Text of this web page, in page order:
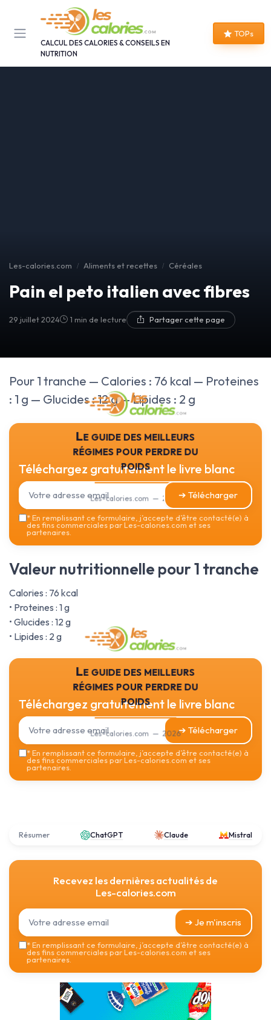
CALCUL DES CALORIES & CONSEILS EN
NUTRITION
TOPs
Les-calories.com Aliments et recettes Céréales
Pain el peto italien avec fibres
29 juillet 2024 1 min de lecture Partager cette page
Pour 1 tranche — Calories : 76 kcal — Proteines
: 1 g — Glucides : 12 g — Lipides : 2 g
Le guide des meilleurs
régimes pour perdre du
poids
Les-calories.com — 2026
Téléchargez gratuitement le livre blanc
➔ Télécharger
*En remplissant ce formulaire, j’accepte d’être contacté(e) à
des fins commerciales par Les-calories.com et ses
partenaires.
Valeur nutritionnelle pour 1 tranche
Calories : 76 kcal
• Proteines : 1 g
• Glucides : 12 g
• Lipides : 2 g
Le guide des meilleurs
régimes pour perdre du
poids
Les-calories.com — 2026
Téléchargez gratuitement le livre blanc
➔ Télécharger
*En remplissant ce formulaire, j’accepte d’être contacté(e) à
des fins commerciales par Les-calories.com et ses
partenaires.
Résumer ChatGPT Claude Mistral
Recevez les dernières actualités de
Les-calories.com
➔ Je m'inscris
*En remplissant ce formulaire, j’accepte d’être contacté(e) à
des fins commerciales par Les-calories.com et ses
partenaires.
Panneau de gestion des cookies